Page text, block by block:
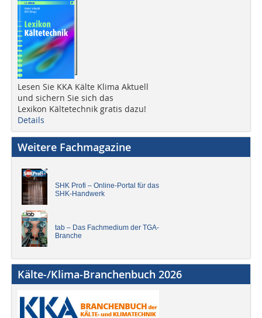
Lesen Sie KKA Kälte Klima Aktuell
und sichern Sie sich das
Lexikon Kältetechnik gratis dazu!
Details
Weitere Fachmagazine
SHK Profi – Online-Portal für das
SHK-Handwerk
tab – Das Fachmedium der TGA-
Branche
Kälte-/Klima-Branchenbuch 2026